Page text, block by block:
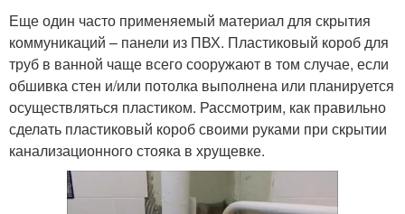
Еще один часто применяемый материал для скрытия
коммуникаций – панели из ПВХ. Пластиковый короб для
труб в ванной чаще всего сооружают в том случае, если
обшивка стен и/или потолка выполнена или планируется
осуществляться пластиком. Рассмотрим, как правильно
сделать пластиковый короб своими руками при скрытии
канализационного стояка в хрущевке.